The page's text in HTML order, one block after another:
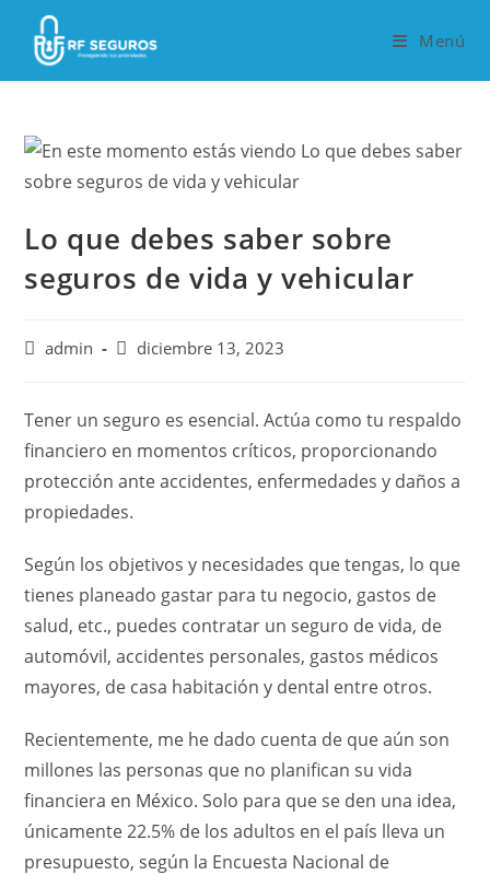
contenido
Menú
Lo que debes saber sobre
seguros de vida y vehicular
Autor
entrada:
admin
Publicación
entrada:
diciembre 13, 2023
Tener un seguro es esencial. Actúa como tu respaldo
financiero en momentos críticos, proporcionando
protección ante accidentes, enfermedades y daños a
propiedades.
Según los objetivos y necesidades que tengas, lo que
tienes planeado gastar para tu negocio, gastos de
salud, etc., puedes contratar un seguro de vida, de
automóvil, accidentes personales, gastos médicos
mayores, de casa habitación y dental entre otros.
Recientemente, me he dado cuenta de que aún son
millones las personas que no planifican su vida
financiera en México. Solo para que se den una idea,
únicamente 22.5% de los adultos en el país lleva un
presupuesto, según la Encuesta Nacional de